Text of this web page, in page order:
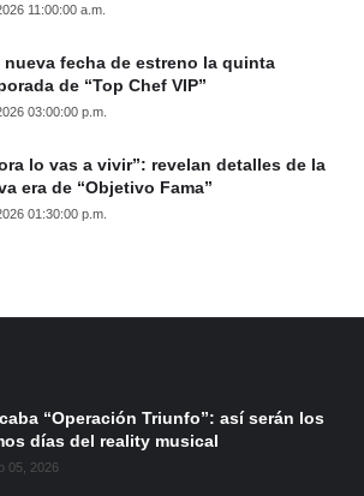
11:00:00 a.m.
nueva fecha de estreno la quinta
de “Top Chef VIP”
03:00:00 p.m.
lo vas a vivir”: revelan detalles de la
era de “Objetivo Fama”
01:30:00 p.m.
“Operación Triunfo”: así serán los
días del reality musical
05, 2026